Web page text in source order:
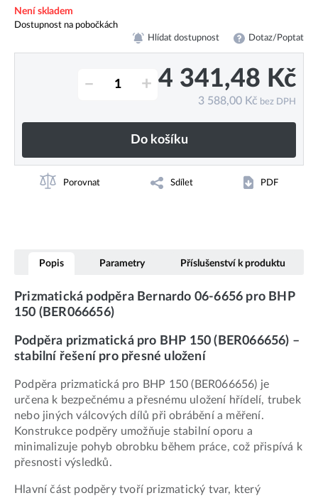
Není skladem
Dostupnost na pobočkách
Hlídat dostupnost Dotaz/Poptat
– + 4 341,48 Kč
3 588,00 Kč bez DPH
Do košíku
Porovnat Sdílet PDF
Popis Parametry Příslušenství k produktu
Prizmatická podpěra Bernardo 06-6656 pro BHP
150 (BER066656)
Podpěra prizmatická pro BHP 150 (BER066656) –
stabilní řešení pro přesné uložení
Podpěra prizmatická pro BHP 150 (BER066656) je
určena k bezpečnému a přesnému uložení hřídelí, trubek
nebo jiných válcových dílů při obrábění a měření.
Konstrukce podpěry umožňuje stabilní oporu a
minimalizuje pohyb obrobku během práce, což přispívá k
přesnosti výsledků.
Hlavní část podpěry tvoří prizmatický tvar, který